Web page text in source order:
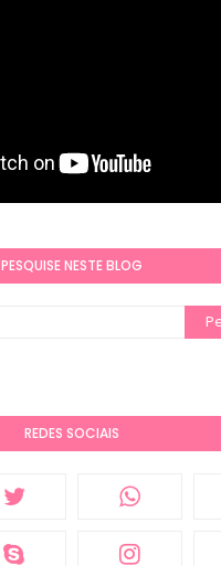
PESQUISE NESTE BLOG
REDES SOCIAIS